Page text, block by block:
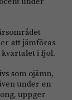
att jämföras
i fjol.
som ojämn,
under en
uppger